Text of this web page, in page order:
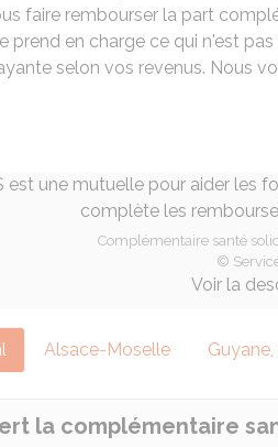
faire rembourser la part
prend en charge ce qui n'est
selon vos revenus. Nous
Complémentaire santé
©
Voir la
Alsace-Moselle
la complémentaire